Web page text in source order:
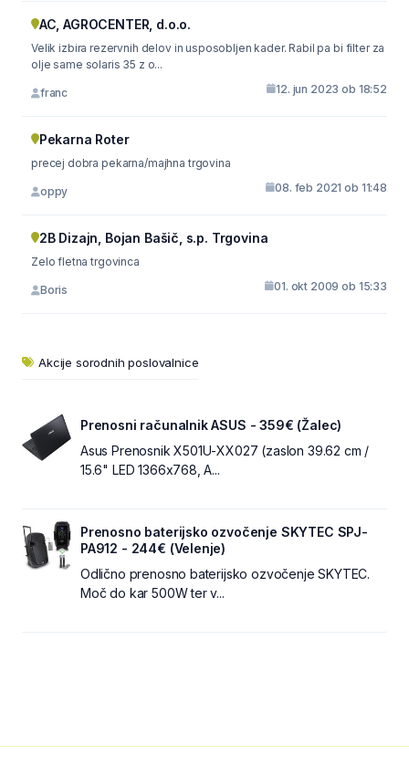
AC, AGROCENTER, d.o.o.
Velik izbira rezervnih delov in usposobljen kader. Rabil pa bi filter za
olje same solaris 35 z o...
franc 12. jun 2023 ob 18:52
Pekarna Roter
precej dobra pekarna/majhna trgovina
oppy 08. feb 2021 ob 11:48
2B Dizajn, Bojan Bašič, s.p. Trgovina
Zelo fletna trgovinca
Boris 01. okt 2009 ob 15:33
Akcije sorodnih poslovalnice
Prenosni računalnik ASUS - 359€ (Žalec)
Asus Prenosnik X501U-XX027 (zaslon 39.62 cm /
15.6" LED 1366x768, A...
Prenosno baterijsko ozvočenje SKYTEC SPJ-
PA912 - 244€ (Velenje)
Odlično prenosno baterijsko ozvočenje SKYTEC.
Moč do kar 500W ter v...